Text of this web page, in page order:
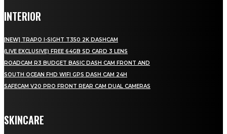
INTERIOR
[NEW] TRAPO I-SIGHT T350 2K DASHCAM
(LIVE EXCLUSIVE) FREE 64GB SD CARD 3 LENS
ROADCAM R3 BUDGET BASIC DASH CAM FRONT AND
SOUTH OCEAN FHD WIFI GPS DASH CAM 24H
SAFECAM V20 PRO FRONT REAR CAM DUAL CAMERAS
SKINCARE